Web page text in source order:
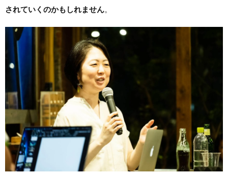
されていくのかもしれません。